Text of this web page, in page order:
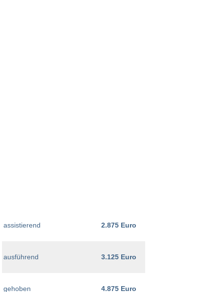
assistierend 2.875 Euro
ausführend 3.125 Euro
gehoben 4.875 Euro